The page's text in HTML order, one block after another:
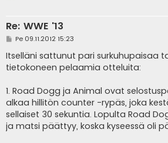
Re: WWE '13
V
e
s
t
Pe 09.11.2012 15:23
Itselläni sattunut pari surkuhupaisaa
tietokoneen pelaamia otteluita:
1. Road Dogg ja Animal ovat
alkaa hillitön counter -rypäs, joka
sellaiset 30 sekuntia. Lopulta Road
ja matsi päättyy, koska kyseessä oli